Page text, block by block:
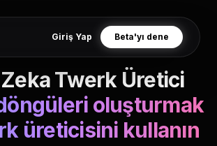
Giriş Yap Beta'yı dene
Twerk Üretici
oluşturmak
üreticisini kullanın